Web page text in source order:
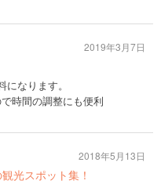
なります。
時間の調整にも便利
2019年3月7日
光スポット集！
2018年5月13日